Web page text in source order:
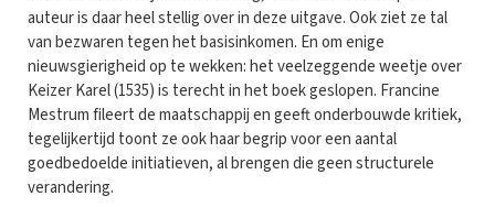
auteur is daar heel stellig over in deze uitgave. Ook ziet ze tal
van bezwaren tegen het basisinkomen. En om enige
nieuwsgierigheid op te wekken: het veelzeggende weetje over
Keizer Karel (1535) is terecht in het boek geslopen. Francine
Mestrum fileert de maatschappij en geeft onderbouwde kritiek,
tegelijkertijd toont ze ook haar begrip voor een aantal
goedbedoelde initiatieven, al brengen die geen structurele
verandering.